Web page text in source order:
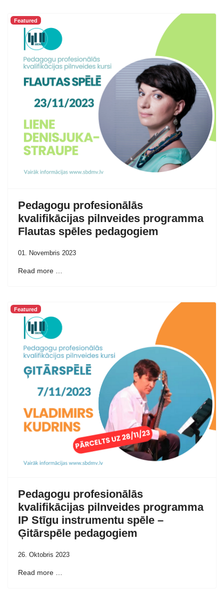
Featured
Pedagogu profesionālās
kvalifikācijas pilnveides programma
Flautas spēles pedagogiem
01. Novembris 2023
Read more …
Featured
Pedagogu profesionālās
kvalifikācijas pilnveides programma
IP Stīgu instrumentu spēle –
Ģitārspēle pedagogiem
26. Oktobris 2023
Read more …